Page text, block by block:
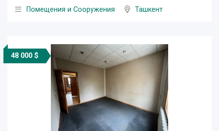
Помещения и Сооружения
Ташкент
48 000 $